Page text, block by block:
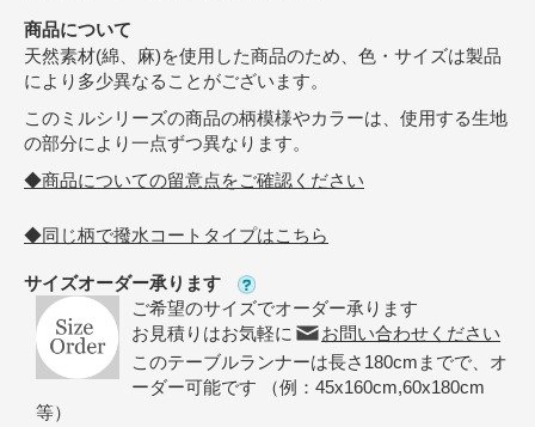
商品について
天然素材(綿、麻)を使用した商品のため、色・サイズは製品
により多少異なることがございます。
このミルシリーズの商品の柄模様やカラーは、使用する生地
の部分により一点ずつ異なります。
◆商品についての留意点をご確認ください
◆同じ柄で撥水コートタイプはこちら
サイズオーダー承ります
ご希望のサイズでオーダー承ります
お見積りはお気軽に
お問い合わせください
このテーブルランナーは長さ180cmまでで、オ
ーダー可能です （例：45x160cm,60x180cm
等）